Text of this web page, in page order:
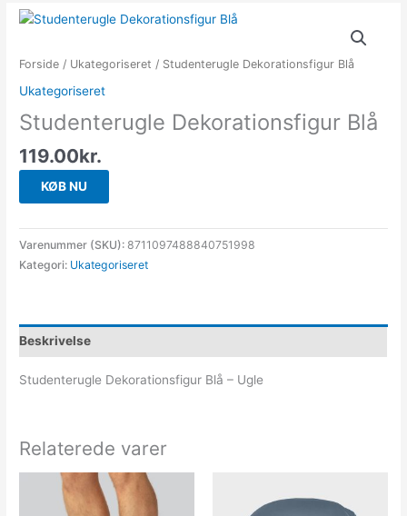
Forside / Ukategoriseret / Studenterugle Dekorationsfigur Blå
Ukategoriseret
Studenterugle Dekorationsfigur Blå
119.00kr.
KØB NU
Varenummer (SKU):8711097488840751998
Kategori: Ukategoriseret
Beskrivelse
Studenterugle Dekorationsfigur Blå – Ugle
Relaterede varer